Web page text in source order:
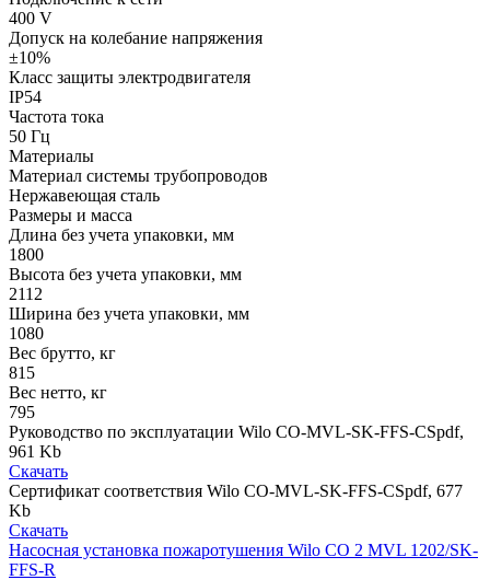
400 V
Допуск на колебание напряжения
±10%
Класс защиты электродвигателя
IP54
Частота тока
50 Гц
Материалы
Материал системы трубопроводов
Нержавеющая сталь
Размеры и масса
Длина без учета упаковки, мм
1800
Высота без учета упаковки, мм
2112
Ширина без учета упаковки, мм
1080
Вес брутто, кг
815
Вес нетто, кг
795
Руководство по эксплуатации Wilo CO-MVL-SK-FFS-CSpdf,
961 Kb
Скачать
Сертификат соответствия Wilo CO-MVL-SK-FFS-CSpdf, 677
Kb
Скачать
Насосная установка пожаротушения Wilo CO 2 MVL 1202/SK-
FFS-R